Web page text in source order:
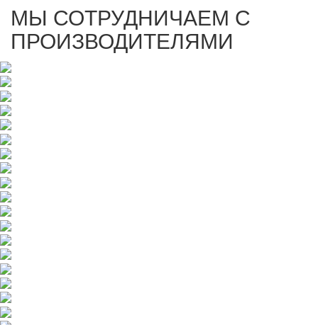
МЫ СОТРУДНИЧАЕМ С
ПРОИЗВОДИТЕЛЯМИ